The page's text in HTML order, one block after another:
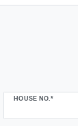
HOUSE NO.*